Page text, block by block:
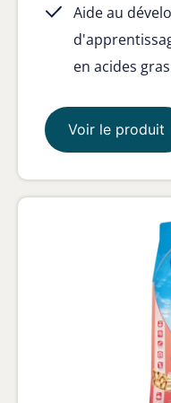
Aide au
en acides
Voir le produit